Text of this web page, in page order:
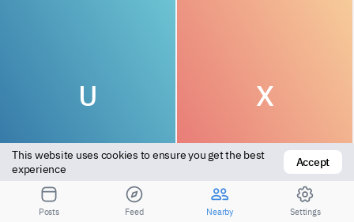
U
Vers bottom
X
Versatile
This website uses cookies to ensure you get the best
experience
Accept
Posts Feed Nearby Settings